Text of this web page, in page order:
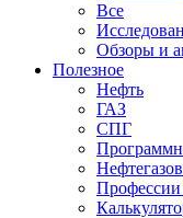
Все
Обзоры и
Полезное
Нефть
ГАЗ
СПГ
Профессии